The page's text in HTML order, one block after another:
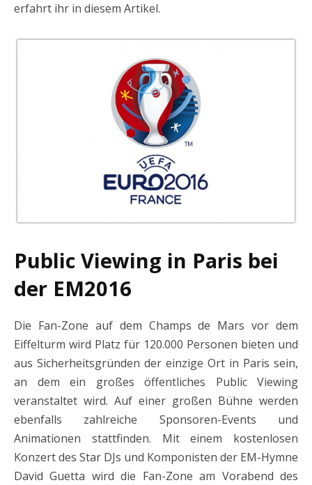
erfahrt ihr in diesem Artikel.
Public Viewing in Paris bei
der EM2016
Die Fan-Zone auf dem Champs de Mars vor dem
Eiffelturm wird Platz für 120.000 Personen bieten und
aus Sicherheitsgründen der einzige Ort in Paris sein,
an dem ein großes öffentliches Public Viewing
veranstaltet wird. Auf einer großen Bühne werden
ebenfalls zahlreiche Sponsoren-Events und
Animationen stattfinden. Mit einem kostenlosen
Konzert des Star DJs und Komponisten der EM-Hymne
David Guetta wird die Fan-Zone am Vorabend des